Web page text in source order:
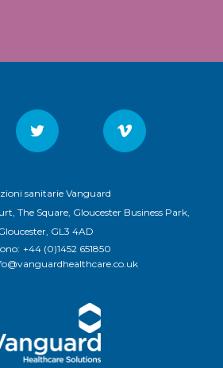
sanitarie Vanguard
The Square, Gloucester Business Park,
GL3 4AD
+44 (0)1452 651850